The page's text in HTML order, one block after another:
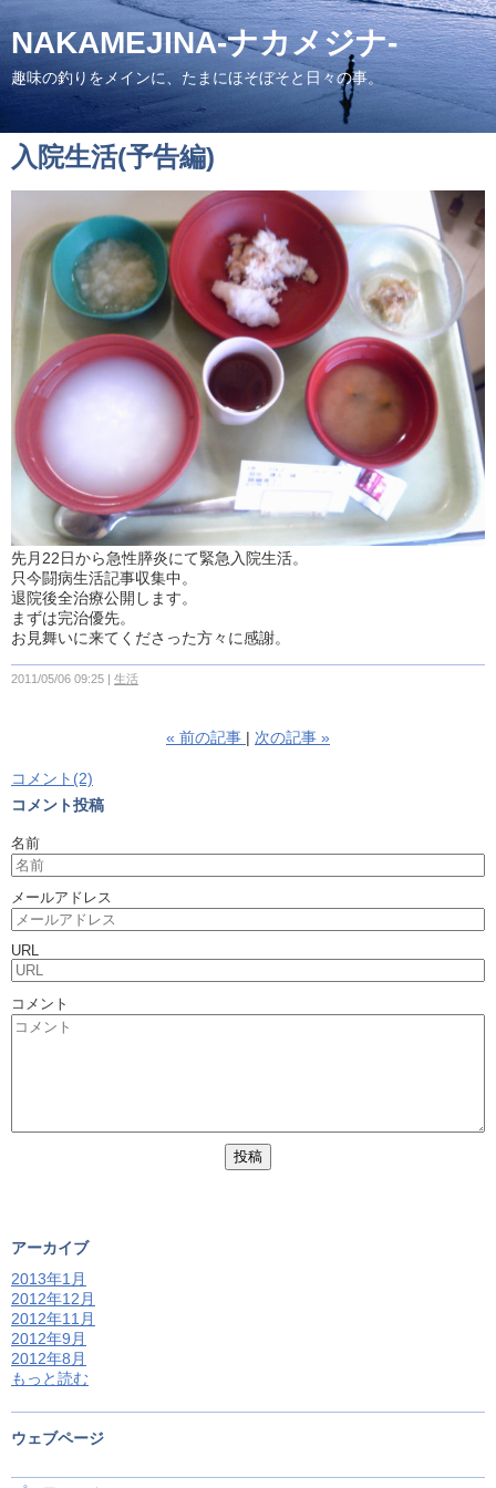
NAKAMEJINA-ナカメジナ-
趣味の釣りをメインに、たまにほそぼそと日々の事。
入院生活(予告編)
先月22日から急性膵炎にて緊急入院生活。
只今闘病生活記事収集中。
退院後全治療公開します。
まずは完治優先。
お見舞いに来てくださった方々に感謝。
2011/05/06 09:25 生活
« 前の記事 次の記事 »
コメント(2)
コメント投稿
名前
メールアドレス
URL
コメント
アーカイブ
2013年1月
2012年12月
2012年11月
2012年9月
2012年8月
もっと読む
ウェブページ